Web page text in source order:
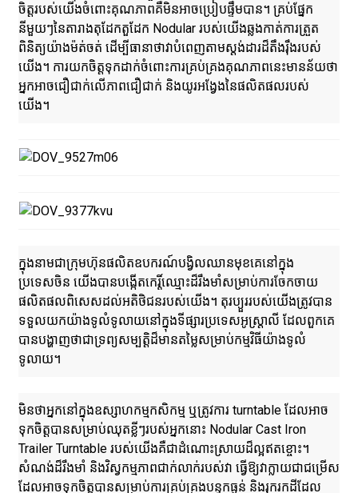
ចិត្តរបស់យើងចំពោះគុណភាពគឺមិនអាចប្រៀបផ្ទឹមបាន។ គ្រប់ផ្នែក
នីមួយៗនៃតារាងតុដែកតួដែក Nodular របស់យើងឆ្លងកាត់ការត្រួត
ពិនិត្យយ៉ាងម៉ត់ចត់ ដើម្បីធានាថាវាបំពេញតាមស្តង់ដារដ៏តឹងរ៉ឹងរបស់
យើង។ ការយកចិត្តទុកដាក់ចំពោះការគ្រប់គ្រងគុណភាពនេះមានន័យថា
អ្នកអាចជឿជាក់លើភាពជឿជាក់ និងយូរអង្វែងនៃផលិតផលរបស់
យើង។
ក្នុងនាមជាក្រុមហ៊ុនផលិតឧបករណ៍បង្វិលឈានមុខគេនៅក្នុង
ប្រទេសចិន យើងបានបង្កើតកេរ្តិ៍ឈ្មោះដ៏រឹងមាំសម្រាប់ការចែកចាយ
ផលិតផលពិសេសដល់អតិថិជនរបស់យើង។ តុរប្យួររបស់យើងត្រូវបាន
ទទួលយកយ៉ាងទូលំទូលាយនៅក្នុងទីផ្សារប្រទេសអូស្ត្រាលី ដែលពួកគេ
បានបង្ហាញថាជាទ្រព្យសម្បត្តិដ៏មានតម្លៃសម្រាប់កម្មវិធីយ៉ាងទូលំ
ទូលាយ។
មិនថាអ្នកនៅក្នុងឧស្សាហកម្មកសិកម្ម ឬត្រូវការ turntable ដែលអាច
ទុកចិត្តបានសម្រាប់ឈុតខ្លីៗរបស់អ្នកនោះ Nodular Cast Iron
Trailer Turntable របស់យើងគឺជាដំណោះស្រាយដ៏ល្អឥតខ្ចោះ។
សំណង់ដ៏រឹងមាំ និងវិស្វកម្មភាពជាក់លាក់របស់វា ធ្វើឱ្យវាក្លាយជាជម្រើស
ដែលអាចទុកចិត្តបានសម្រាប់ការគ្រប់គ្រងបន្ទុកធ្ងន់ និងរុករកដីដែល